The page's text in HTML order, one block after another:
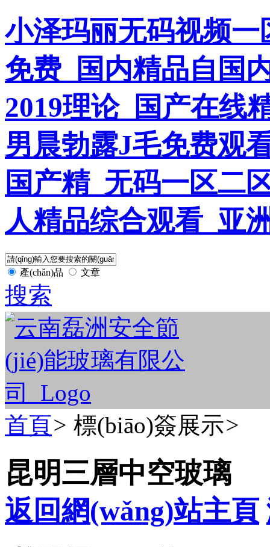
小泽玛丽无码视频
免费_国内精品自国
2019理论_国产在线
男晨勃露J毛免费观
国产精_无码一区二
人精品综合观看_亚
產(chǎn)品 文章
搜索
首頁> 標(biāo)簽展示>
昆明三層中空玻璃
返回網(wǎng)站主頁